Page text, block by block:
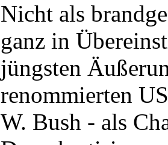
Nicht als
ganz in
jüngsten
renommierten
W. Bush - als